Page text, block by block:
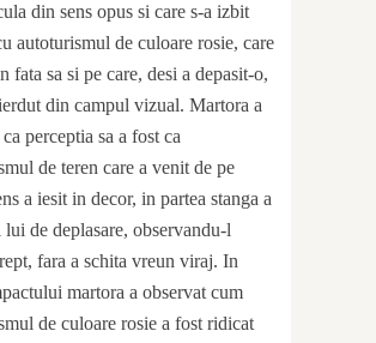
din sens opus si care s-a izbit
autoturismul de culoare rosie, care
fata sa si pe care, desi a depasit-o,
din campul vizual. Martora a
perceptia sa a fost ca
de teren care a venit de pe
a iesit in decor, in partea stanga a
lui de deplasare, observandu-l
fara a schita vreun viraj. In
martora a observat cum
de culoare rosie a fost ridicat